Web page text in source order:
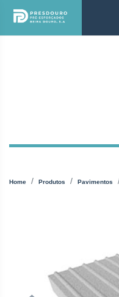
Home Produtos Pavimentos